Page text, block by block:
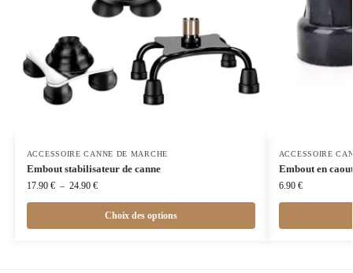
ACCESSOIRE CANNE DE MARCHE
Embout stabilisateur de canne
17.90 € – 24.90 €
Choix des options
ACCESSOIRE
Embout en
6.90 €